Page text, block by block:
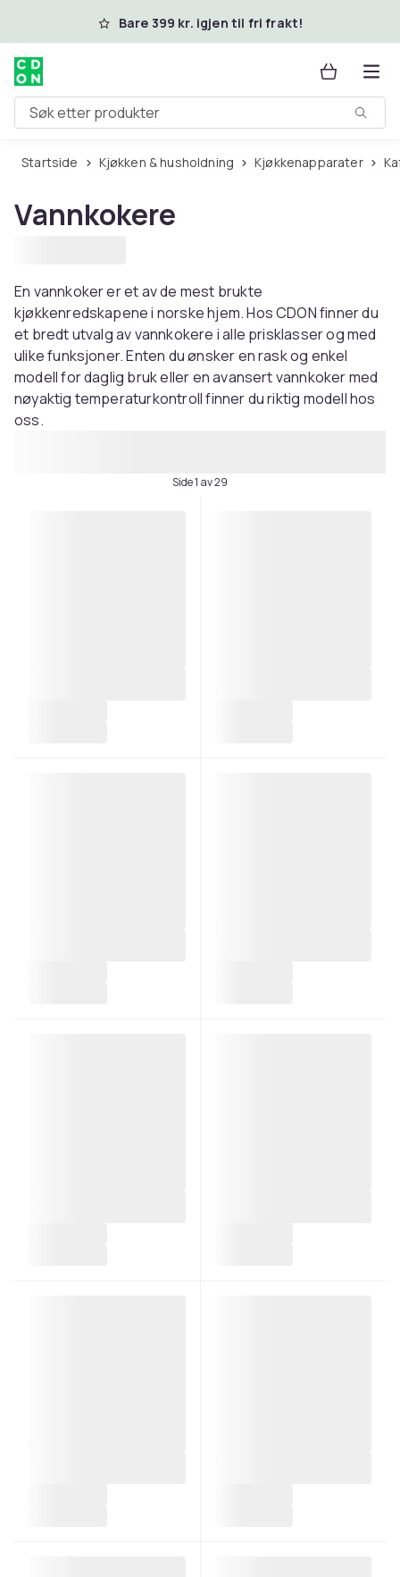
Hopp til hovedinnholdBare 399 kr. igjen til fri frakt!
Søk etter produkter
Startside Kjøkken & husholdning Kjøkkenapparater
Vannkokere
En vannkoker er et av de mest brukte
kjøkkenredskapene i norske hjem. Hos CDON finner du
et bredt utvalg av vannkokere i alle prisklasser og med
ulike funksjoner. Enten du ønsker en rask og enkel
modell for daglig bruk eller en avansert vannkoker med
nøyaktig temperaturkontroll finner du riktig modell hos
oss.
Side 1 av 29